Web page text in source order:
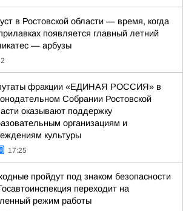
в Ростовской области — время, когда
появляется главный летний
— арбузы
фракции «ЕДИНАЯ РОССИЯ» в
Собрании Ростовской
оказывают поддержку
организациям и
культуры
17:25
пройдут под знаком безопасности
переходит на
режим работы